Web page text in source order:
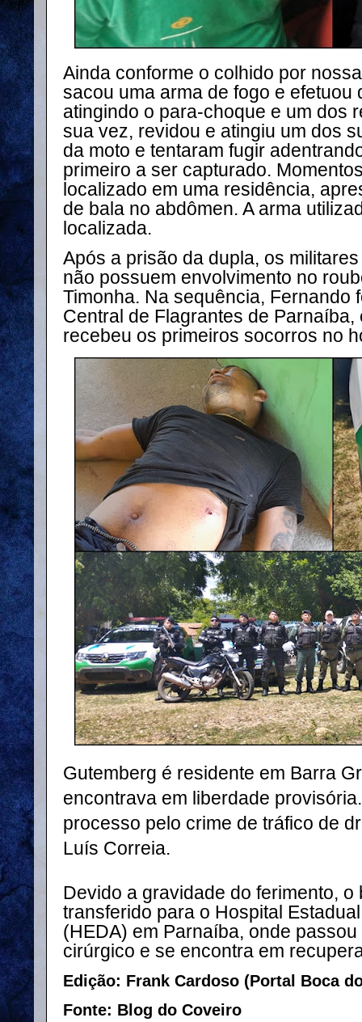
Ainda conforme o colhido por
sacou uma arma de fogo e efetuou
atingindo o para-choque e um dos
sua vez, revidou e atingiu um dos
da moto e tentaram fugir
primeiro a ser capturado.
localizado em uma residência,
de bala no abdômen. A arma
localizada.
Após a prisão da dupla, os
não possuem envolvimento no
Timonha. Na sequência, Fernando
Central de Flagrantes de
recebeu os primeiros socorros no
Gutemberg é residente em Barra
encontrava em liberdade
processo pelo crime de tráfico de
Luís Correia.
Devido a gravidade do ferimento,
transferido para o Hospital
(HEDA) em Parnaíba, onde
cirúrgico e se encontra em
Edição: Frank Cardoso (Portal Boca
Fonte: Blog do Coveiro